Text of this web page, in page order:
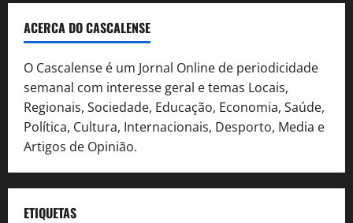
ACERCA DO CASCALENSE
O Cascalense é um Jornal Online de periodicidade
semanal com interesse geral e temas Locais,
Regionais, Sociedade, Educação, Economia, Saúde,
Política, Cultura, Internacionais, Desporto, Media e
Artigos de Opinião.
ETIQUETAS